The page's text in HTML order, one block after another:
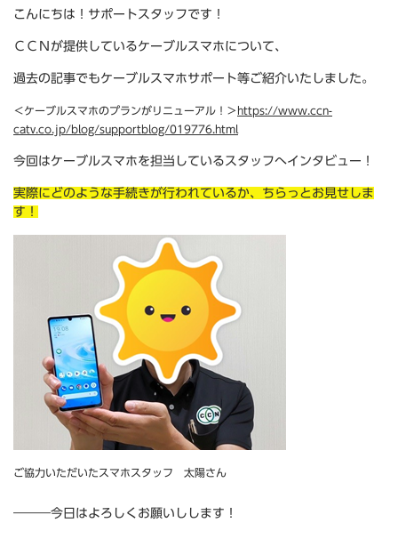
こんにちは！サポートスタッフです！
ＣＣＮが提供しているケーブルスマホについて、
過去の記事でもケーブルスマホサポート等ご紹介いたしました。
＜ケーブルスマホのプランがリニューアル！＞ https://www.ccn-
catv.co.jp/blog/supportblog/019776.html
今回はケーブルスマホを担当しているスタッフへインタビュー！
実際にどのような手続きが行われているか、ちらっとお見せしま
す！
ご協力いただいたスマホスタッフ 太陽さん
―――今日はよろしくお願いしします！